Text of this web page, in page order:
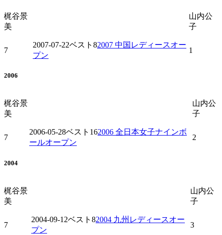
梶谷景
美
山内公
子
7
2007-07-22ベスト82007 中国レディースオー
プン
1
2006
梶谷景
美
山内公
子
7
2006-05-28ベスト162006 全日本女子ナインボ
ールオープン
2
2004
梶谷景
美
山内公
子
7
2004-09-12ベスト82004 九州レディースオー
プン
3